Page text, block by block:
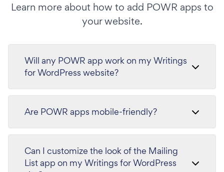
Learn more about how to add POWR apps to
your website.
Will any POWR app work on my Writings
for WordPress website?
Are POWR apps mobile-friendly?
Can I customize the look of the Mailing
List app on my Writings for WordPress